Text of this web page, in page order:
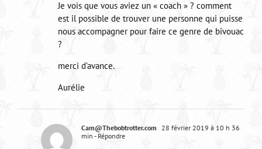
Je vois que vous aviez un « coach » ? comment
est il possible de trouver une personne qui puisse
nous accompagner pour faire ce genre de bivouac
?
merci d’avance.
Aurélie
Cam@Thebobtrotter.com 28 février 2019 à 10 h 36
min - Répondre